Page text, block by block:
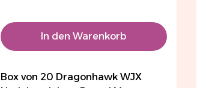
In den Warenkorb
Box von 20 Dragonhawk WJX